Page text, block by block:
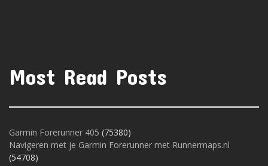
Most Read Posts
Garmin Forerunner 405 (75380)
Navigeren met je Garmin Forerunner met Runnermaps.nl
(54708)